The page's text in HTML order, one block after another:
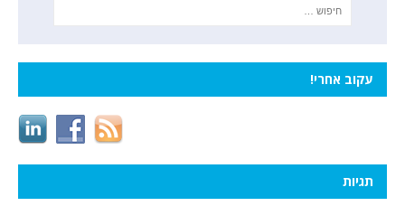
עקוב אחרי!
תגיות